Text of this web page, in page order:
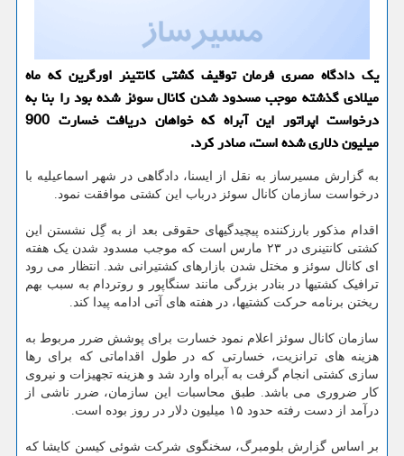
یک دادگاه مصری فرمان توقیف کشتی کانتینر اورگرین که ماه
میلادی گذشته موجب مسدود شدن کانال سوئز شده بود را بنا به
درخواست اپراتور این آبراه که خواهان دریافت خسارت 900
میلیون دلاری شده است، صادر کرد.
به گزارش مسیرساز به نقل از ایسنا، دادگاهی در شهر اسماعیلیه با
درخواست سازمان کانال سوئز درباب این کشتی موافقت نمود.
اقدام مذکور بارزکننده پیچیدگیهای حقوقی بعد از به گِل نشستن این
کشتی کانتینری در ۲۳ مارس است که موجب مسدود شدن یک هفته
ای کانال سوئز و مختل شدن بازارهای کشتیرانی شد. انتظار می رود
ترافیک کشتیها در بنادر بزرگی مانند سنگاپور و روتردام به سبب بهم
ریختن برنامه حرکت کشتیها، در هفته های آتی ادامه پیدا کند.
سازمان کانال سوئز اعلام نمود خسارت برای پوشش ضرر مربوط به
هزینه های ترانزیت، خسارتی که در طول اقداماتی که برای رها
سازی کشتی انجام گرفت به آبراه وارد شد و هزینه تجهیزات و نیروی
کار ضروری می باشد. طبق محاسبات این سازمان، ضرر ناشی از
درآمد از دست رفته حدود ۱۵ میلیون دلار در روز بوده است.
بر اساس گزارش بلومبرگ، سخنگوی شرکت شوئی کیسن کایشا که